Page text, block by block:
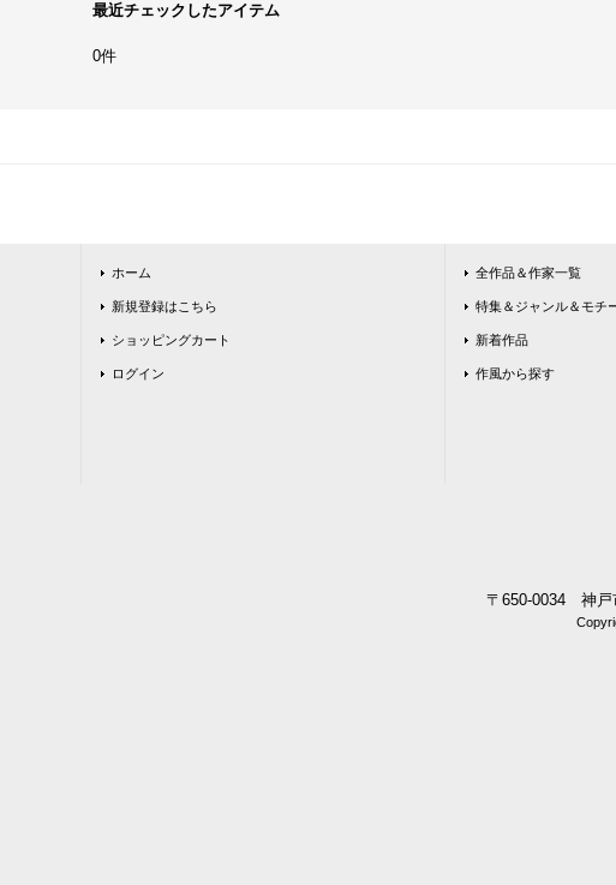
最近チェックしたアイテム
0件
ホーム
新規登録はこちら
ショッピングカート
ログイン
全作品＆作家一覧
特集＆ジャンル＆モチ
新着作品
作風から探す
〒650-0034 神戸